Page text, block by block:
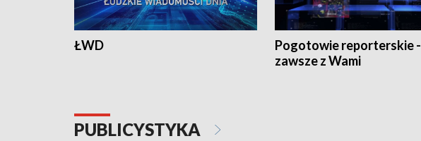
ŁWD
Pogotowie reporterskie -
zawsze z Wami
PUBLICYSTYKA